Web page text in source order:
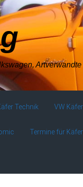
Technik VW
Termine für